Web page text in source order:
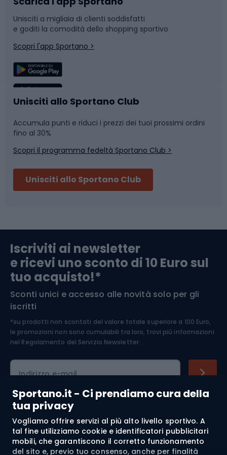
Sportano.it - Ci prendiamo cura della
tua privacy
Vogliamo offrire servizi al più alto livello sportivo. A
tal fine utilizziamo cookie e identificatori pubblicitari
mobili, che garantiscono il corretto funzionamento
del sito e, previo tuo consenso, anche per finalità
Bushcraft
Corsa
Sport di squadra
Caschi da ciclismo
Skitouring
Abbigliamento da escursionismo
Slitte e slittini
Snowboard
Camminata nordica
Nuoto
Pattinaggio
Componenti per biciclette
Arrampicata
Medicina dello sport
Abbigliamento ciclistico
Unisciti a migliaia di clienti soddisfatti
e goditi la comodità dello shopping sportivo
Scopri l'app Sportano >
Unisciti allo Sportano Club
Accumula punti e riduci i prezzi dei tuoi prossimi ordini
fino al 30%
Scopri il programma fedeltà Sportano Club >
Unisciti allo Sportano Club
Iscriviti ai newsletter
e ricevi uno sconto di 10 Euro sul
tuo acquisto!*
Sconti unici e accesso alle novità solo per gli
iscritti
*su prodotti non scontati del valore totale superiore a 100 Euro,
le promozioni non sono cumulabili tra loro, trovi più informazioni
nel Regolamento del Servizio Newsletter.
Indirizzo e-mail
Acquisti
Servizio clienti